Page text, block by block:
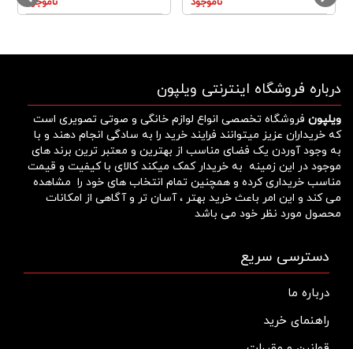
درباره فروشگاه اینترنتی ویلپون
ویلپون فروشگاه تخصصی انواع لوازم خانگی و صوتی تصویری است
که خریداران عزیز میتوانند فرایند خرید را به سادگی انجام دهند و با
به وجود آوردن یک فضای مناسب از بهترین و معتبر ترین برند های
موجود در این زمینه به خریدار کمک میکند کالای با کیفیت و قیمت
مناسب خریداری کرده و همچنین تمام انتخاب های خود را مشاهده
می کند و این امر باعث خرید بهتر ، آسان تر و آگاهی از امکانات
محصول مورد نظر خود می باشد
دسترسی سریع
درباره ما
راهنمای خرید